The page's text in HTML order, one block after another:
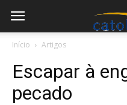
Início Artigos
Escapar à
pecado